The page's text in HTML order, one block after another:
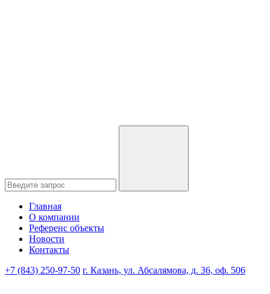
Главная
О компании
Референс объекты
Новости
Контакты
+7 (843) 250-97-50 г. Казань, ул. Абсалямова, д. 36, оф. 506